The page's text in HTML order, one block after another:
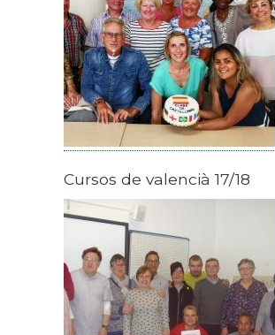
Cursos de valencià 17/18